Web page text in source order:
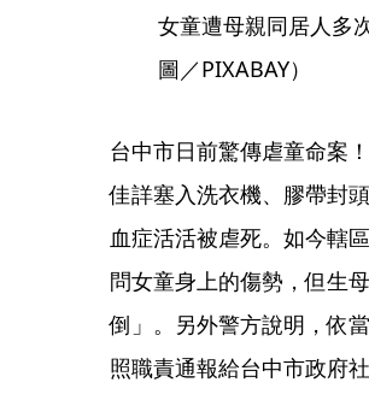
女童遭母親同居人多
圖／PIXABAY）
台中市日前驚傳虐童命案
佳詳塞入洗衣機、膠帶封
血症活活被虐死。如今轄
問女童身上的傷勢，但生
倒」。另外警方說明，依
照職責通報給台中市政府